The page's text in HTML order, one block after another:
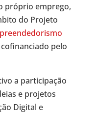
próprio emprego,
do Projeto
pelo
a participação
e projetos
Digital e